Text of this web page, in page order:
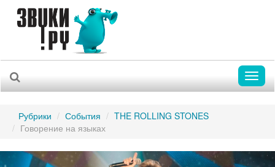
Рубрики События
THE ROLLING STONES
Говорение на языках